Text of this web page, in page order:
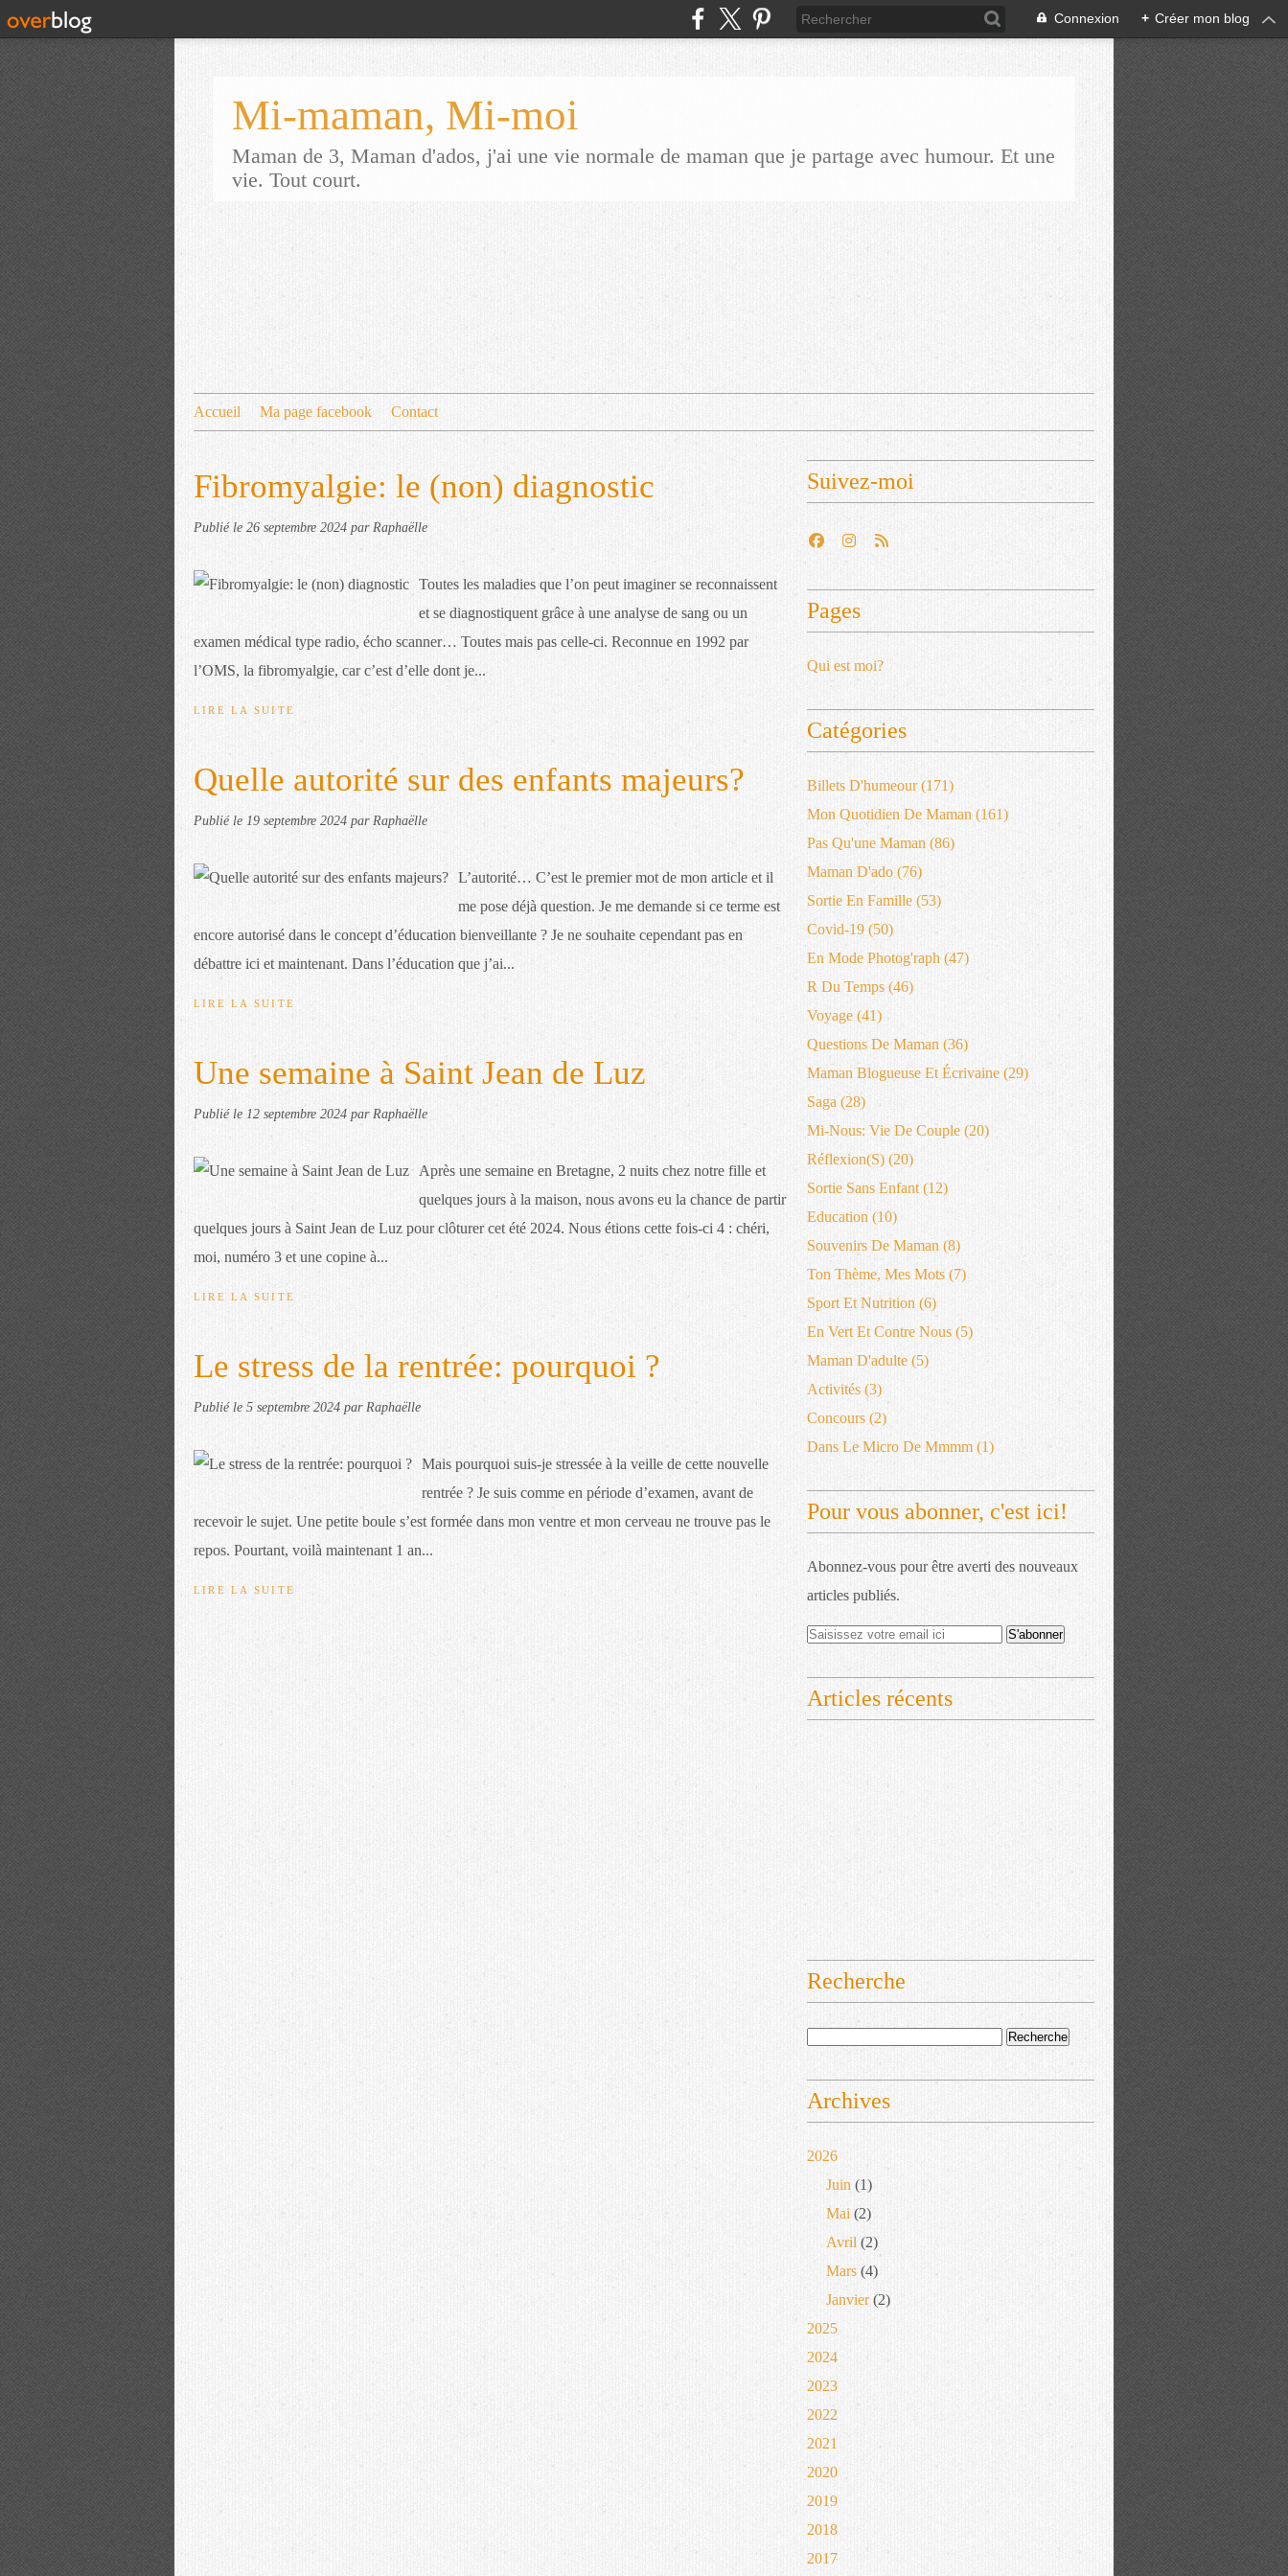
Connexion + Créer mon blog
Mi-maman, Mi-moi
Maman de 3, Maman d'ados, j'ai une vie normale de maman que je partage avec humour. Et une
vie. Tout court.
Accueil Ma page facebook Contact
Fibromyalgie: le (non) diagnostic
Publié le 26 septembre 2024 par Raphaëlle
Toutes les maladies que l’on peut imaginer se reconnaissent
et se diagnostiquent grâce à une analyse de sang ou un
examen médical type radio, écho scanner… Toutes mais pas celle-ci. Reconnue en 1992 par
l’OMS, la fibromyalgie, car c’est d’elle dont je...
LIRE LA SUITE
Quelle autorité sur des enfants majeurs?
Publié le 19 septembre 2024 par Raphaëlle
L’autorité… C’est le premier mot de mon article et il
me pose déjà question. Je me demande si ce terme est
encore autorisé dans le concept d’éducation bienveillante ? Je ne souhaite cependant pas en
débattre ici et maintenant. Dans l’éducation que j’ai...
LIRE LA SUITE
Une semaine à Saint Jean de Luz
Publié le 12 septembre 2024 par Raphaëlle
Après une semaine en Bretagne, 2 nuits chez notre fille et
quelques jours à la maison, nous avons eu la chance de partir
quelques jours à Saint Jean de Luz pour clôturer cet été 2024. Nous étions cette fois-ci 4 : chéri,
moi, numéro 3 et une copine à...
LIRE LA SUITE
Le stress de la rentrée: pourquoi ?
Publié le 5 septembre 2024 par Raphaëlle
Mais pourquoi suis-je stressée à la veille de cette nouvelle
rentrée ? Je suis comme en période d’examen, avant de
recevoir le sujet. Une petite boule s’est formée dans mon ventre et mon cerveau ne trouve pas le
repos. Pourtant, voilà maintenant 1 an...
LIRE LA SUITE
Suivez-moi
Pages
Qui est moi?
Catégories
Billets D'humeour(171)
Mon Quotidien De Maman (161)
Pas Qu'une Maman (86)
Maman D'ado (76)
Sortie En Famille (53)
Covid-19 (50)
En Mode Photog'raph (47)
R Du Temps (46)
Voyage (41)
Questions De Maman (36)
Maman Blogueuse Et Écrivaine (29)
Saga (28)
Mi-Nous: Vie De Couple (20)
Réflexion(s) (20)
Sortie Sans Enfant (12)
Education (10)
Souvenirs De Maman (8)
Ton Thème, Mes Mots (7)
Sport Et Nutrition (6)
En Vert Et Contre Nous (5)
Maman D'adulte (5)
Activités (3)
Concours (2)
Dans Le Micro De Mmmm (1)
Pour vous abonner, c'est ici!
Abonnez-vous pour être averti des nouveaux
articles publiés.
Articles récents
Recherche
Archives
2026
Juin (1)
Mai (2)
Avril (2)
Mars (4)
Janvier(2)
2025
2024
2023
2022
2021
2020
2019
2018
2017